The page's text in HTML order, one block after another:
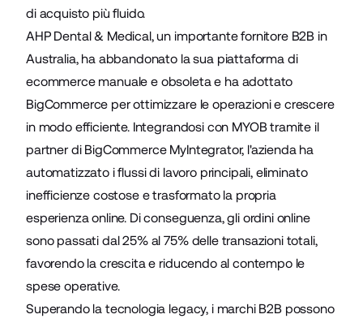
di acquisto più fluido.
AHP Dental & Medical, un importante fornitore B2B in
Australia, ha abbandonato la sua piattaforma di
ecommerce manuale e obsoleta e ha adottato
BigCommerce per ottimizzare le operazioni e crescere
in modo efficiente. Integrandosi con MYOB tramite il
partner di BigCommerce MyIntegrator, l'azienda ha
automatizzato i flussi di lavoro principali, eliminato
inefficienze costose e trasformato la propria
esperienza online. Di conseguenza, gli ordini online
sono passati dal 25% al 75% delle transazioni totali,
favorendo la crescita e riducendo al contempo le
spese operative.
Superando la tecnologia legacy, i marchi B2B possono